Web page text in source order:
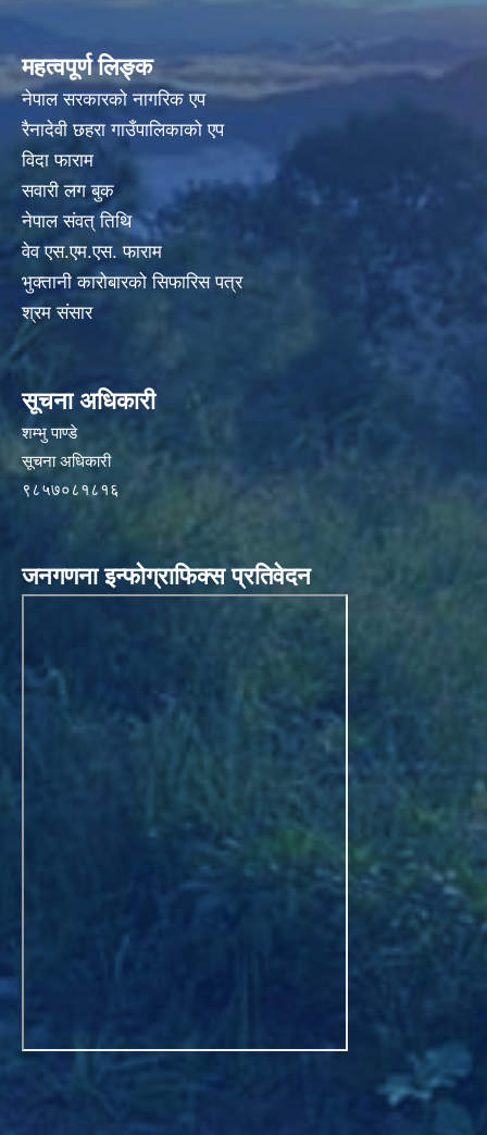
महत्वपूर्ण लिङ्क
नेपाल सरकारको नागरिक एप
रैनादेवी छहरा गाउँपालिकाको एप
विदा फाराम
सवारी लग बुक
नेपाल संवत् तिथि
वेव एस.एम.एस. फाराम
भुक्तानी कारोबारको सिफारिस पत्र
श्रम संसार
सूचना अधिकारी
शम्भु पाण्डे
सूचना अधिकारी
९८५७०८१८१६
जनगणना इन्फोग्राफिक्स प्रतिवेदन